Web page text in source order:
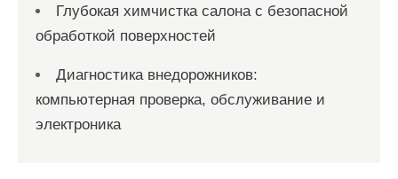
Глубокая химчистка салона с безопасной
обработкой поверхностей
Диагностика внедорожников:
компьютерная проверка, обслуживание и
электроника